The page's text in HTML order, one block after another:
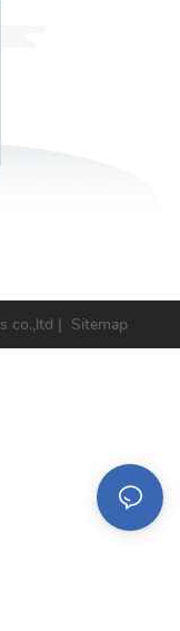
co.,ltd | Sitemap